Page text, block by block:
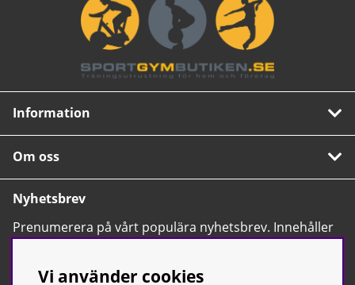
Information
Om oss
Nyhetsbrev
Prenumerera på vårt populära nyhetsbrev. Innehåller
tips, nyheter och våra allra bästa erbjudanden.
Vi använder cookies